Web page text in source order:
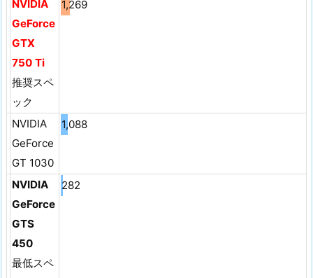
NVIDIA
GeForce
GTX
750 Ti
推奨スペ
ック
1,269
NVIDIA
GeForce
GT 1030
1,088
NVIDIA
GeForce
GTS
450
最低スペ
282